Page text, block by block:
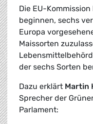
Die EU-
beginnen, sechs
Europa
Maissorten
der sechs Sorten
Dazu erklärt Martin
Sprecher der
Parlament: